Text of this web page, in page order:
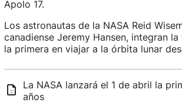
Apolo 17.
Los astronautas de la NASA Reid
canadiense Jeremy Hansen, integran
la primera en viajar a la órbita lunar
La NASA lanzará el 1 de abril la
años